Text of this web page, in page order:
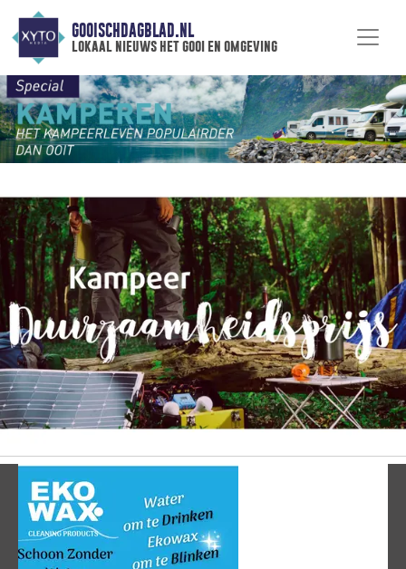
GOOISCHDAGBLAD.NL
lokaal nieuws het gooi en omgeving
Vorige